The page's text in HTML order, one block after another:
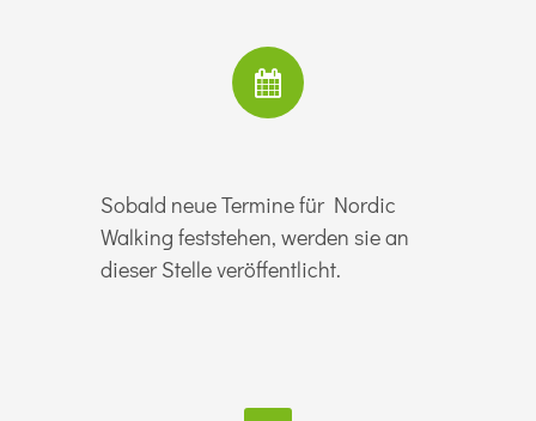
Sobald neue Termine für Nordic
Walking feststehen, werden sie an
dieser Stelle veröffentlicht.